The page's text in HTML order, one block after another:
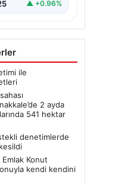
▲ +0.96%
ile
2 ayda
541 hektar
denetimlerde
Emlak Konut
kendi kendini